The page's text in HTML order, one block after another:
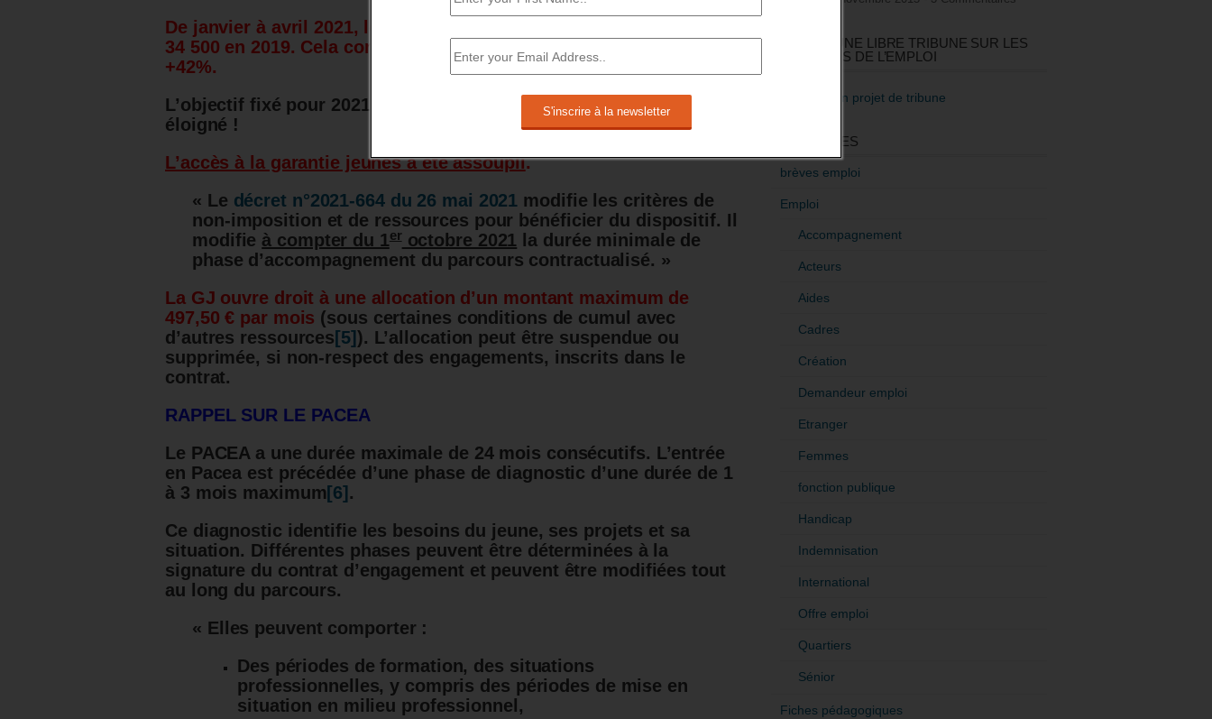
De janvier à avril 2021, les entrées en GJ ont été de 49 000, contre
34 500 en 2019. Cela correspond à une importante augmentation de
+42%.
L’objectif fixé pour 2021 de 200 000 entrées en GJ semble encore
éloigné !
L’accès à la garantie jeunes a été assoupli.
« Le décret n°2021-664 du 26 mai 2021 modifie les critères de
non-imposition et de ressources pour bénéficier du dispositif. Il
modifie à compter du 1eroctobre 2021 la durée minimale de
phase d’accompagnement du parcours contractualisé. »
La GJ ouvre droit à une allocation d’un montant maximum de
497,50 € par mois (sous certaines conditions de cumul avec
d’autres ressources [5]). L’allocation peut être suspendue ou
supprimée, si non-respect des engagements, inscrits dans le
contrat.
RAPPEL SUR LE PACEA
Le PACEA a une durée maximale de 24 mois consécutifs. L’entrée
en Pacea est précédée d’une phase de diagnostic d’une durée de 1
à 3 mois maximum [6] .
Ce diagnostic identifie les besoins du jeune, ses projets et sa
situation. Différentes phases peuvent être déterminées à la
signature du contrat d’engagement et peuvent être modifiées tout
au long du parcours.
« Elles peuvent comporter :
Des périodes de formation, des situations
professionnelles, y compris des périodes de mise en
situation en milieu professionnel,
RÉDIGEZ UNE LIBRE TRIBUNE SUR LES
POLITIQUES DE L’EMPLOI
>Décrire mon projet de tribune
CATÉGORIES
brèves emploi
Emploi
Accompagnement
Acteurs
Aides
Cadres
Création
Demandeur emploi
Etranger
Femmes
fonction publique
Handicap
Indemnisation
International
Offre emploi
Quartiers
Sénior
Fiches pédagogiques